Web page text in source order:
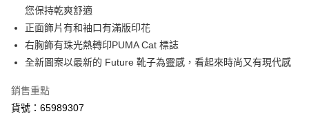
Google Pay
貨到付款
運送方式
付款後全家取貨
每筆NT$100，滿NT$1,800(含以上)免運費
您保持乾爽舒適
正面飾片有和袖口有滿版印花
右胸飾有珠光熱轉印PUMA Cat 標誌
全新圖案以最新的 Future 靴子為靈感，看起來時尚又有現代感
銷售重點
貨號：65989307